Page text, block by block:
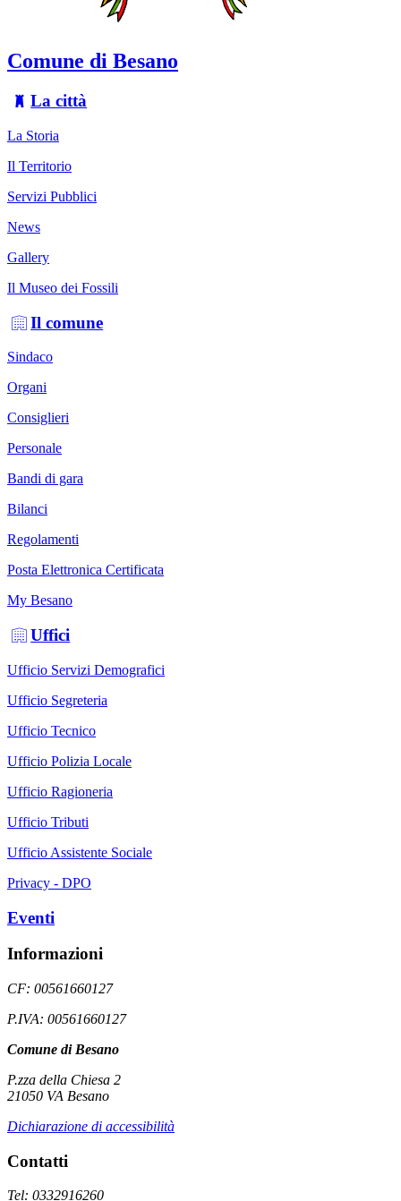
Comune di Besano
La città
La Storia
Il Territorio
Servizi Pubblici
News
Gallery
Il Museo dei Fossili
Il comune
Sindaco
Organi
Consiglieri
Personale
Bandi di gara
Bilanci
Regolamenti
Posta Elettronica Certificata
My Besano
Uffici
Ufficio Servizi Demografici
Ufficio Segreteria
Ufficio Tecnico
Ufficio Polizia Locale
Ufficio Ragioneria
Ufficio Tributi
Ufficio Assistente Sociale
Privacy - DPO
Eventi
Informazioni
CF: 00561660127
P.IVA: 00561660127
Comune di Besano
P.zza della Chiesa 2
21050 VA Besano
Dichiarazione di accessibilità
Contatti
Tel: 0332916260